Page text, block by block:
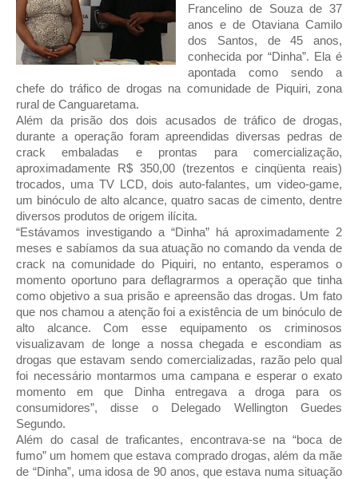
Francelino de Souza de 37
anos e de Otaviana Camilo
dos Santos, de 45 anos,
conhecida por “Dinha”. Ela é
apontada como sendo a
chefe do tráfico de drogas na comunidade de Piquiri, zona
rural de Canguaretama.
Além da prisão dos dois acusados de tráfico de drogas,
durante a operação foram apreendidas diversas pedras de
crack embaladas e prontas para comercialização,
aproximadamente R$ 350,00 (trezentos e cinqüenta reais)
trocados, uma TV LCD, dois auto-falantes, um video-game,
um binóculo de alto alcance, quatro sacas de cimento, dentre
diversos produtos de origem ilícita.
“Estávamos investigando a “Dinha” há aproximadamente 2
meses e sabíamos da sua atuação no comando da venda de
crack na comunidade do Piquiri, no entanto, esperamos o
momento oportuno para deflagrarmos a operação que tinha
como objetivo a sua prisão e apreensão das drogas. Um fato
que nos chamou a atenção foi a existência de um binóculo de
alto alcance. Com esse equipamento os criminosos
visualizavam de longe a nossa chegada e escondiam as
drogas que estavam sendo comercializadas, razão pelo qual
foi necessário montarmos uma campana e esperar o exato
momento em que Dinha entregava a droga para os
consumidores”, disse o Delegado Wellington Guedes
Segundo.
Além do casal de traficantes, encontrava-se na “boca de
fumo” um homem que estava comprado drogas, além da mãe
de “Dinha”, uma idosa de 90 anos, que estava numa situação